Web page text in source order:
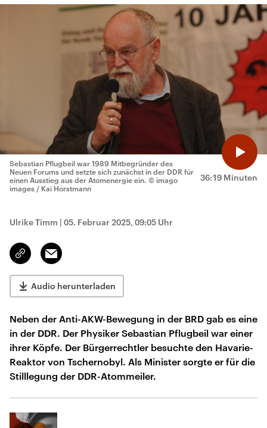
36:19 Minuten
Sebastian Pflugbeil war 1989 Mitbegründer des
Neuen Forums und setzte sich zunächst in der DDR für
einen Ausstieg aus der Atomenergie ein. © imago
images / Kai Horstmann
Ulrike Timm | 05. Februar 2025, 09:05 Uhr
Link
kopieren/teilen
Email
Audio herunterladen
Neben der Anti-AKW-Bewegung in der BRD gab es eine
in der DDR. Der Physiker Sebastian Pflugbeil war einer
ihrer Köpfe. Der Bürgerrechtler besuchte den Havarie-
Reaktor von Tschernobyl. Als Minister sorgte er für die
Stilllegung der DDR-Atommeiler.